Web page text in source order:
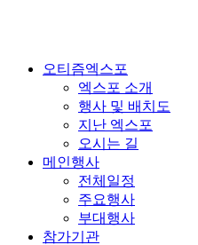
오티즘엑스포
엑스포 소개
행사 및 배치도
지난 엑스포
오시는 길
메인행사
전체일정
주요행사
부대행사
참가기관